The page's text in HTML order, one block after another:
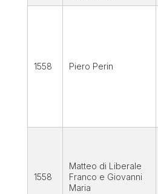
1558 Piero Perin
1558
Matteo di Liberale
Franco e Giovanni
Maria